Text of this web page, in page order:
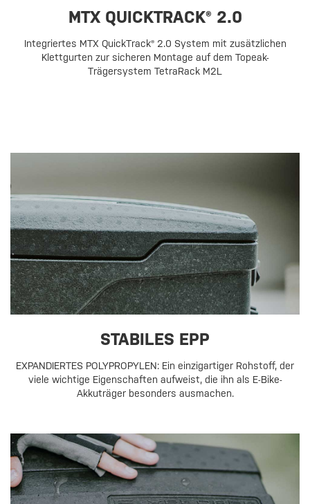
MTX QUICKTRACK® 2.0
Integriertes MTX QuickTrack® 2.0 System mit zusätzlichen
Klettgurten zur sicheren Montage auf dem Topeak-
Trägersystem TetraRack M2L
STABILES EPP
EXPANDIERTES POLYPROPYLEN: Ein einzigartiger Rohstoff, der
viele wichtige Eigenschaften aufweist, die ihn als E-Bike-
Akkuträger besonders ausmachen.